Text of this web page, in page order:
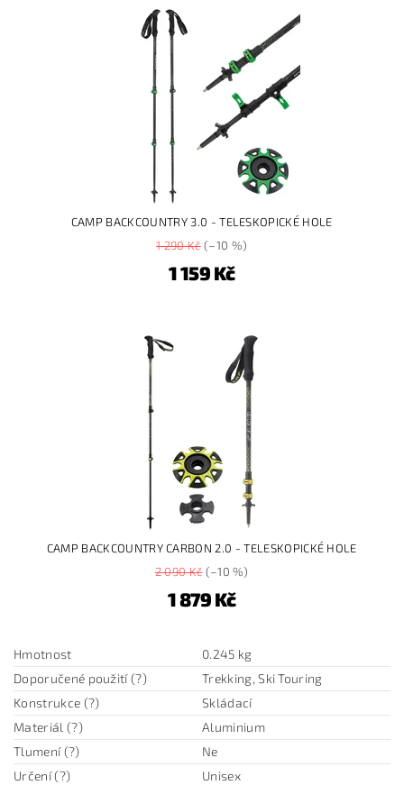
CAMP BACKCOUNTRY 3.0 - TELESKOPICKÉ HOLE
1 290 Kč(–10 %)
1 159 Kč
CAMP BACKCOUNTRY CARBON 2.0 - TELESKOPICKÉ HOLE
2 090 Kč(–10 %)
1 879 Kč
Hmotnost
0.245 kg
Doporučené použití (?)
Trekking, Ski Touring
Konstrukce (?)
Skládací
Materiál (?)
Aluminium
Tlumení (?)
Ne
Určení (?)
Unisex